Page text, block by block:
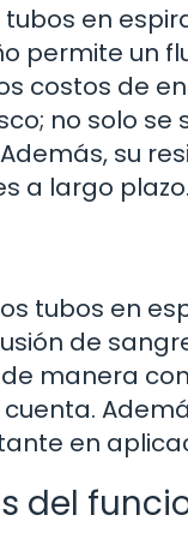
tubos en
permite un
costos de
no solo
su
a largo plazo.
tubos en
de
manera
en
del